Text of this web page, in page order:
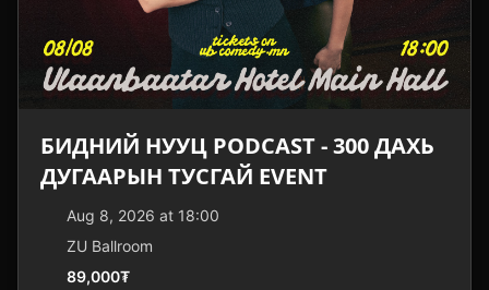
БИДНИЙ НУУЦ PODCAST - 300 ДАХЬ
ДУГААРЫН ТУСГАЙ EVENT
Aug 8, 2026 at 18:00
ZU Ballroom
89,000₮